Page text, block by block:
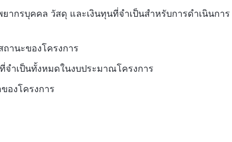
ากรบุคคล วัสดุ และเงินทุนที่จำเป็นสำหรับการดำเนินการ
านะของโครงการ
จำเป็นทั้งหมดในงบประมาณโครงการ
องโครงการ